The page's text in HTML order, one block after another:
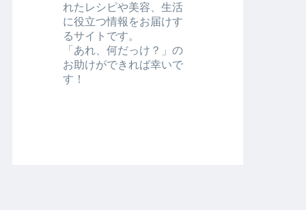
れたレシピや美容、生活
に役立つ情報をお届けす
るサイトです。
「あれ、何だっけ？」の
お助けができれば幸いで
す！